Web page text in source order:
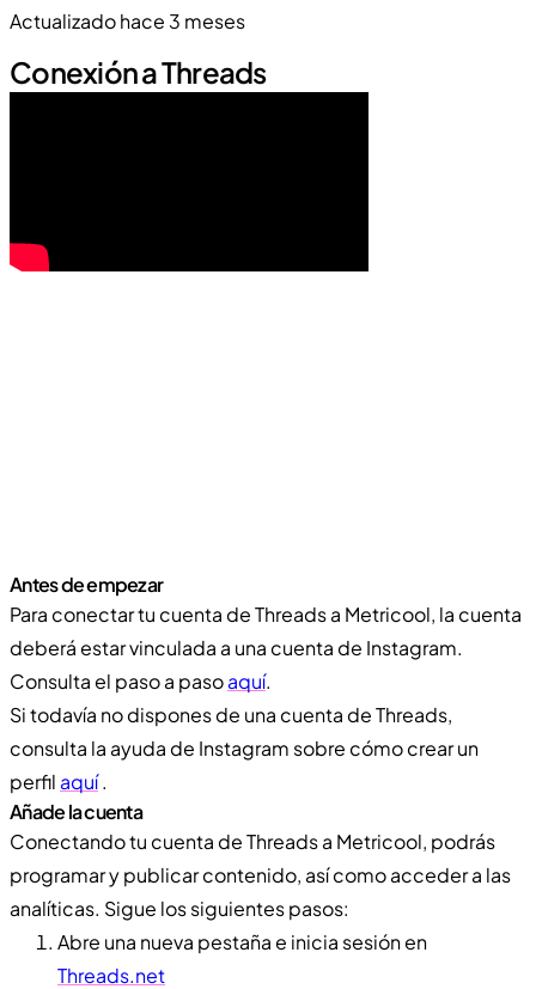
Actualizado hace 3 meses
Conexión a Threads
Antes de empezar
Para conectar tu cuenta de Threads a Metricool, la cuenta
deberá estar vinculada a una cuenta de Instagram.
Consulta el paso a pasoaquí.
Si todavía no dispones de una cuenta de Threads,
consulta la ayuda de Instagram sobre cómo crear un
perfil aquí.
Añade la cuenta
Conectando tu cuenta de Threads a Metricool, podrás
programar y publicar contenido, así como acceder a las
analíticas. Sigue los siguientes pasos:
Abre una nueva pestaña e inicia sesión en
Threads.net